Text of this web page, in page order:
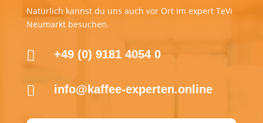
Natürlich kannst du uns auch vor Ort im expert TeVi
Neumarkt besuchen.
 +49 (0) 9181 4054 0
 info@kaffee-experten.online